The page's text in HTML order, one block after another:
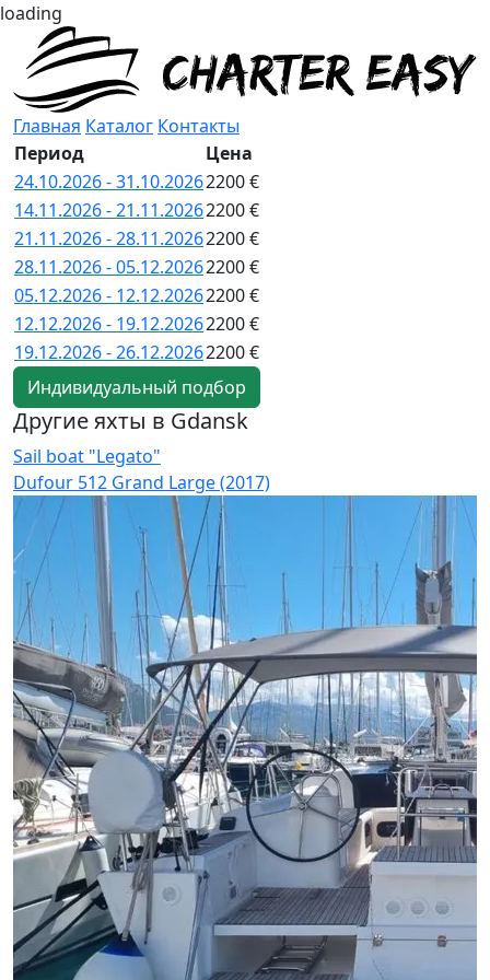
loading
Главная Каталог Контакты
Период
Цена
24.10.2026 - 31.10.20262200 €
14.11.2026 - 21.11.20262200 €
21.11.2026 - 28.11.20262200 €
28.11.2026 - 05.12.20262200 €
05.12.2026 - 12.12.20262200 €
12.12.2026 - 19.12.20262200 €
19.12.2026 - 26.12.20262200 €
Индивидуальный подбор
Другие яхты в Gdansk
Sail boat "Legato"
Dufour 512 Grand Large (2017)